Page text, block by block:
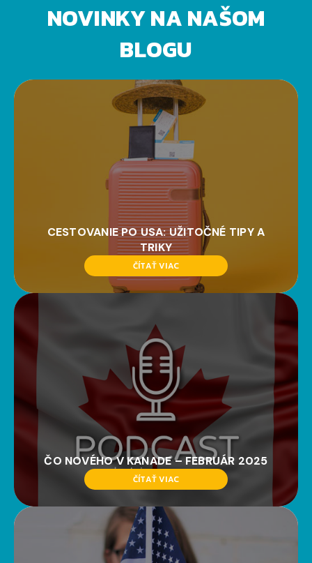
NOVINKY NA NAŠOM
BLOGU
CESTOVANIE PO USA: UŽITOČNÉ TIPY A
TRIKY
ČÍTAŤ VIAC
ČO NOVÉHO V KANADE – FEBRUÁR 2025
ČÍTAŤ VIAC